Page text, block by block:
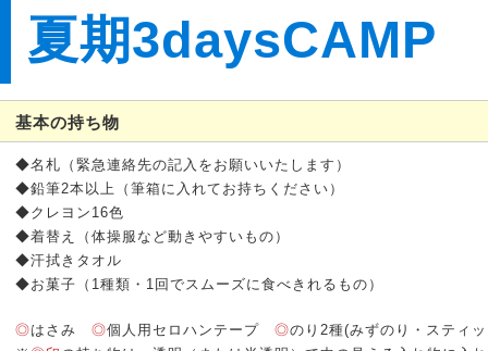
夏期3daysCAMP
基本の持ち物
◆名札（緊急連絡先の記入をお願いいたします）
◆鉛筆2本以上（筆箱に入れてお持ちください）
◆クレヨン16色
◆着替え（体操服など動きやすいもの）
◆汗拭きタオル
◆お菓子（1種類・1回でスムーズに食べきれるもの）
◎はさみ ◎個人用セロハンテープ ◎のり2種(みずのり・スティ